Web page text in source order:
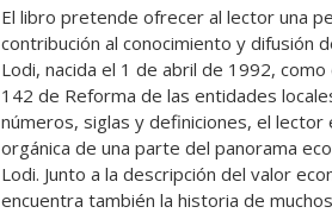
El libro pretende ofrecer al lector una
contribución al conocimiento y difusión
Lodi, nacida el 1 de abril de 1992, como
142 de Reforma de las entidades
números, siglas y definiciones, el lector
orgánica de una parte del panorama
Lodi. Junto a la descripción del valor
encuentra también la historia de
de inagotable compromiso y energía vital a
En primer lugar destaca el espíritu
que desde la antigüedad han
agrícolas, ganaderas y lecheras,
sociedad agraria viva, productiva e
nacimiento de la nueva Provincia de
proliferación de pequeñas empresas